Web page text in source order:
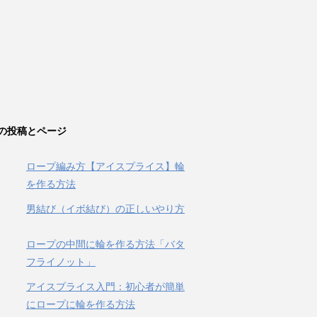
投稿とページ
ロープ編み方【アイスプライス】輪
を作る方法
男結び（イボ結び）の正しいやり方
ロープの中間に輪を作る方法「バタ
フライノット」
アイスプライス入門：初心者が簡単
にロープに輪を作る方法